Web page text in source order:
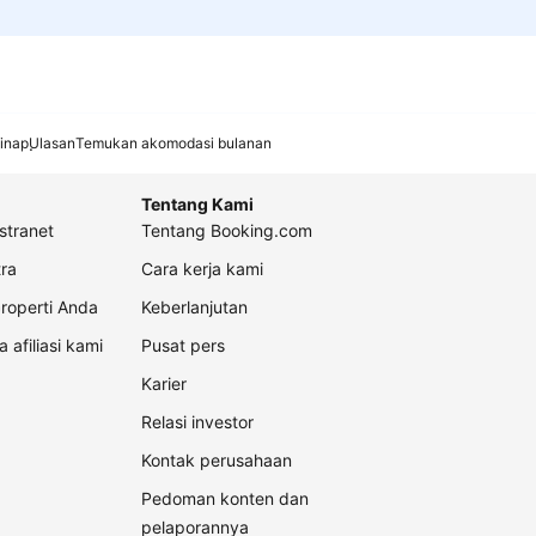
UlasanTemukan akomodasi bulanan
Anda
afiliasi kami
Tentang Kami
Tentang Booking.com
Cara kerja kami
Keberlanjutan
Pusat pers
Karier
Relasi investor
Kontak perusahaan
Pedoman konten dan
pelaporannya